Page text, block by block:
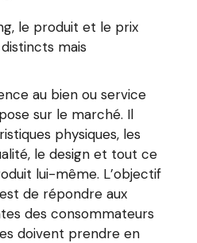
le produit et le prix
mais
au bien ou service
sur le marché. Il
physiques, les
le design et tout ce
lui-même. L’objectif
de répondre aux
des consommateurs
doivent prendre en